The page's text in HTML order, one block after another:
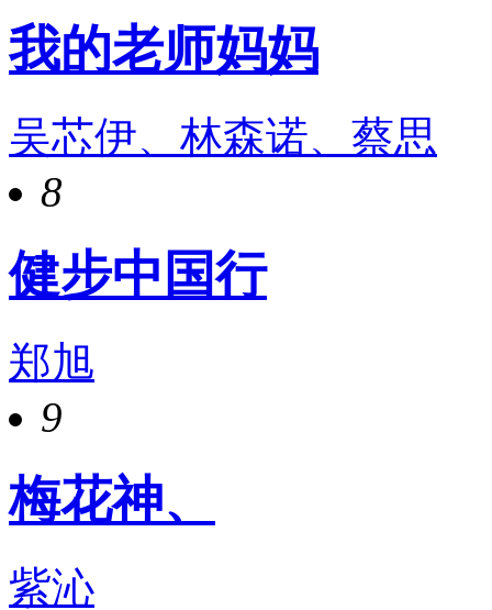
我的老师妈妈
吴芯伊、林森诺、蔡思
8
健步中国行
郑旭
9
梅花神、
紫沁